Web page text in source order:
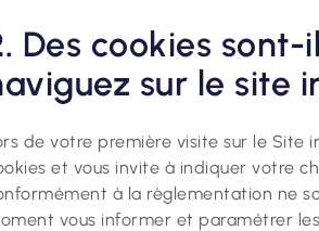
Des cookies
sur le site
de votre première visite sur le Site
et vous invite à indiquer votre
à la règlementation ne
vous informer et paramétrer